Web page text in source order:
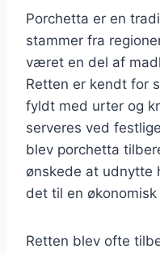
Porchetta er en
stammer fra
været en del af
Retten er kendt for
fyldt med urter og
serveres ved
blev porchetta
ønskede at udnytte
det til en
Retten blev ofte